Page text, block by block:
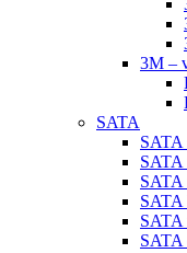
3M –
SATA
SATA
SATA
SATA
SATA
SATA
SATA